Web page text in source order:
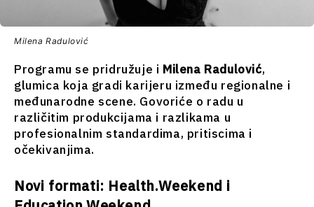
Milena Radulović
Programu se pridružuje i Milena Radulović,
glumica koja gradi karijeru između regionalne i
međunarodne scene. Govoriće o radu u
različitim produkcijama i razlikama u
profesionalnim standardima, pritiscima i
očekivanjima.
Novi formati: Health.Weekend i